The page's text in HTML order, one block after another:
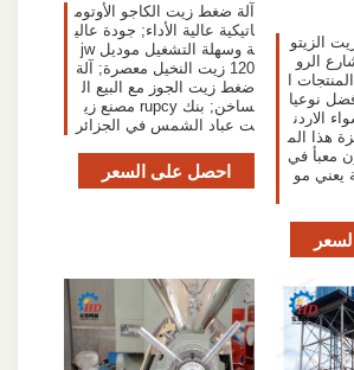
الزيتو
الرو
ا
نوعيا
الاردن
هذا الم
معبأ في
يعني مو
آلة ضغط زيت الكاجو الأوتوم
اتيكية عالية الأداء; جودة عالي
ة وسهلة التشغيل موديل jw
120 زيت النخيل معصرة; آلة
ضغط زيت الجوز مع البيع ال
ساخن; بنك rupcy مصنع زي
ت عباد الشمس في الجزائر
احصل على السعر